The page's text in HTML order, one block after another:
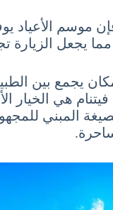
موسم الأعياد
مما يجعل الزيارة
يجمع بين
فيتنام هي الخيار
بصيغة المبني